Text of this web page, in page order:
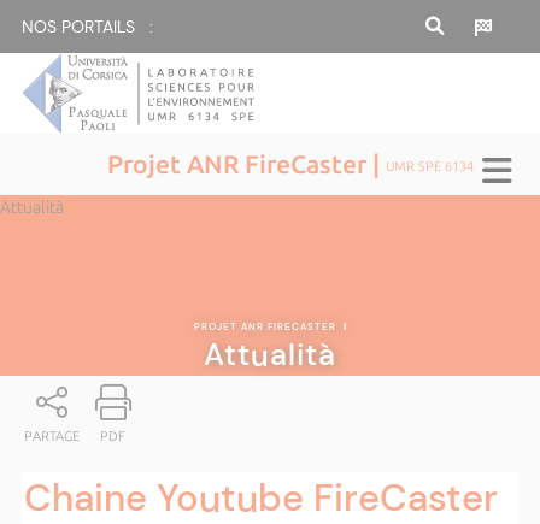
NOS PORTAILS :
Projet ANR FireCaster | UMR SPE 6134
Attualità
PROJET ANR FIRECASTER |
Attualità
PARTAGE PDF
Chaine Youtube FireCaster